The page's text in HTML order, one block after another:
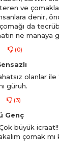
ve çomakla
denir,
çomağı da
ne manaya
(0)
olanlar ile
güruh.
(3)
Genç
büyük
çomak mı